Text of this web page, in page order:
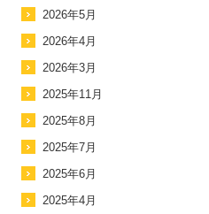
2026年5月
2026年4月
2026年3月
2025年11月
2025年8月
2025年7月
2025年6月
2025年4月